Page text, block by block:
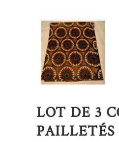
LOT DE 3
PAILLETÉS